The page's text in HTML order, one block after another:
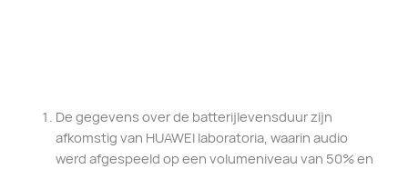
De gegevens over de batterijlevensduur zijn
afkomstig van HUAWEI laboratoria, waarin audio
werd afgespeeld op een volumeniveau van 50% en